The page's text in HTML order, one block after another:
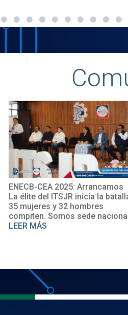
ENECB-CEA 2025: Arrancamos
La élite del ITSJR inicia la
35 mujeres y 32 hombres
compiten. Somos sede
LEER MÁS